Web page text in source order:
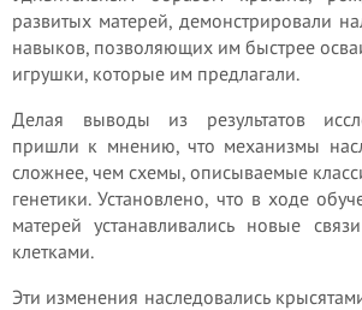
развитых матерей, демонстрировали
навыков, позволяющих им быстрее
игрушки, которые им предлагали.
Делая выводы из результатов
пришли к мнению, что механизмы
сложнее, чем схемы, описываемые
генетики. Установлено, что в ходе
матерей устанавливались новые
клетками.
Эти изменения наследовались